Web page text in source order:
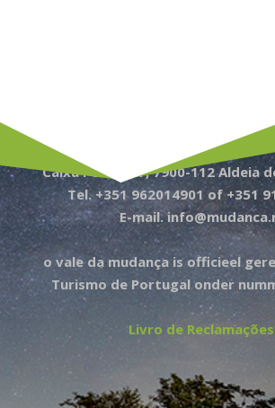
Caixa Postal 77, 7900-112 Aldeia
Tel. +351 962014901 of +351
E-mail.
o vale da mudança is officieel
Turismo de Portugal onder
Livro de Reclamações